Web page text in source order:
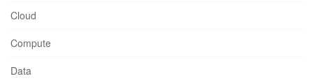
r
:
Cloud
Compute
Data